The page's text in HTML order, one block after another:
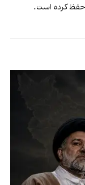
حفظ کرده است.